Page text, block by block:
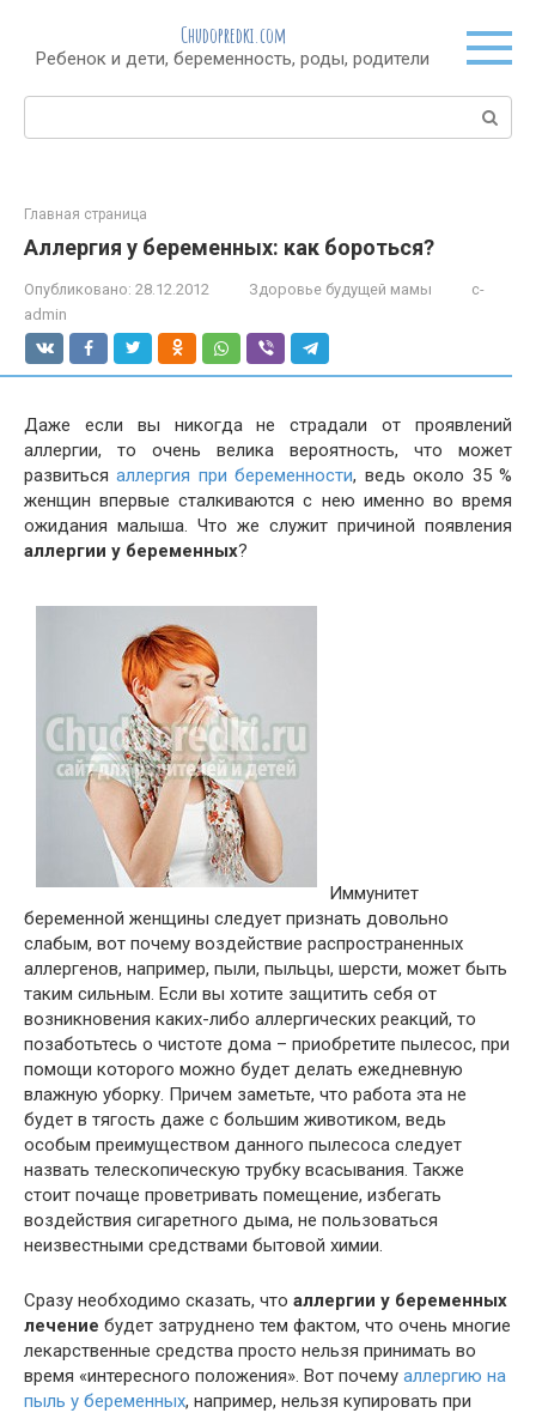
контенту
Chudopredki.com
Ребенок и дети, беременность, роды, родители
Поиск:
Главная страница
Аллергия у беременных: как бороться?
Опубликовано: 28.12.2012 Здоровье будущей мамы
c-
admin
Даже если вы никогда не страдали от проявлений
аллергии, то очень велика вероятность, что может
развитьсяаллергия при беременности, ведь около 35 %
женщин впервые сталкиваются с нею именно во время
ожидания малыша. Что же служит причиной появления
аллергии у беременных?
Иммунитет
беременной женщины следует признать довольно
слабым, вот почему воздействие распространенных
аллергенов, например, пыли, пыльцы, шерсти, может быть
таким сильным. Если вы хотите защитить себя от
возникновения каких-либо аллергических реакций, то
позаботьтесь о чистоте дома – приобретите пылесос, при
помощи которого можно будет делать ежедневную
влажную уборку. Причем заметьте, что работа эта не
будет в тягость даже с большим животиком, ведь
особым преимуществом данного пылесоса следует
назвать телескопическую трубку всасывания. Также
стоит почаще проветривать помещение, избегать
воздействия сигаретного дыма, не пользоваться
неизвестными средствами бытовой химии.
Сразу необходимо сказать, что аллергии у беременных
лечение будет затруднено тем фактом, что очень многие
лекарственные средства просто нельзя принимать во
время «интересного положения». Вот почему аллергию на
пыль у беременных, например, нельзя купировать при